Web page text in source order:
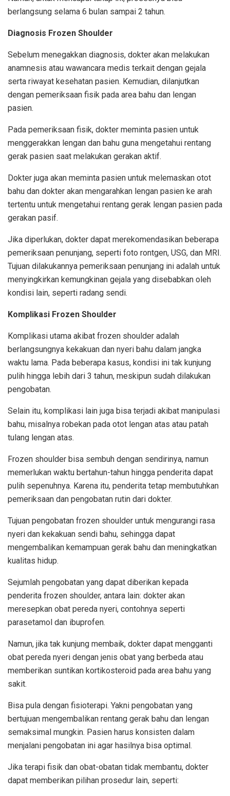
berlangsung selama 6 bulan sampai 2 tahun.
Diagnosis Frozen Shoulder
Sebelum menegakkan diagnosis, dokter akan melakukan
anamnesis atau wawancara medis terkait dengan gejala
serta riwayat kesehatan pasien. Kemudian, dilanjutkan
dengan pemeriksaan fisik pada area bahu dan lengan
pasien.
Pada pemeriksaan fisik, dokter meminta pasien untuk
menggerakkan lengan dan bahu guna mengetahui rentang
gerak pasien saat melakukan gerakan aktif.
Dokter juga akan meminta pasien untuk melemaskan otot
bahu dan dokter akan mengarahkan lengan pasien ke arah
tertentu untuk mengetahui rentang gerak lengan pasien pada
gerakan pasif.
Jika diperlukan, dokter dapat merekomendasikan beberapa
pemeriksaan penunjang, seperti foto rontgen, USG, dan MRI.
Tujuan dilakukannya pemeriksaan penunjang ini adalah untuk
menyingkirkan kemungkinan gejala yang disebabkan oleh
kondisi lain, seperti radang sendi.
Komplikasi Frozen Shoulder
Komplikasi utama akibat frozen shoulder adalah
berlangsungnya kekakuan dan nyeri bahu dalam jangka
waktu lama. Pada beberapa kasus, kondisi ini tak kunjung
pulih hingga lebih dari 3 tahun, meskipun sudah dilakukan
pengobatan.
Selain itu, komplikasi lain juga bisa terjadi akibat manipulasi
bahu, misalnya robekan pada otot lengan atas atau patah
tulang lengan atas.
Frozen shoulder bisa sembuh dengan sendirinya, namun
memerlukan waktu bertahun-tahun hingga penderita dapat
pulih sepenuhnya. Karena itu, penderita tetap membutuhkan
pemeriksaan dan pengobatan rutin dari dokter.
Tujuan pengobatan frozen shoulder untuk mengurangi rasa
nyeri dan kekakuan sendi bahu, sehingga dapat
mengembalikan kemampuan gerak bahu dan meningkatkan
kualitas hidup.
Sejumlah pengobatan yang dapat diberikan kepada
penderita frozen shoulder, antara lain: dokter akan
meresepkan obat pereda nyeri, contohnya seperti
parasetamol dan ibuprofen.
Namun, jika tak kunjung membaik, dokter dapat mengganti
obat pereda nyeri dengan jenis obat yang berbeda atau
memberikan suntikan kortikosteroid pada area bahu yang
sakit.
Bisa pula dengan fisioterapi. Yakni pengobatan yang
bertujuan mengembalikan rentang gerak bahu dan lengan
semaksimal mungkin. Pasien harus konsisten dalam
menjalani pengobatan ini agar hasilnya bisa optimal.
Jika terapi fisik dan obat-obatan tidak membantu, dokter
dapat memberikan pilihan prosedur lain, seperti: